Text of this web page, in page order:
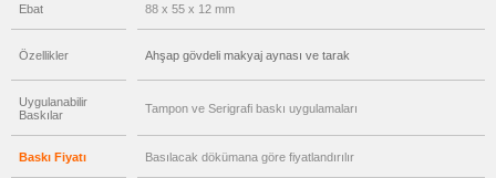
Ebat 88 x 55 x 12 mm
Özellikler Ahşap gövdeli makyaj aynası ve tarak
Uygulanabilir
Baskılar
Tampon ve Serigrafi baskı uygulamaları
Baskı Fiyatı Basılacak dökümana göre fiyatlandırılır
Makinesi
promosyon
&
Mezura
Çakı